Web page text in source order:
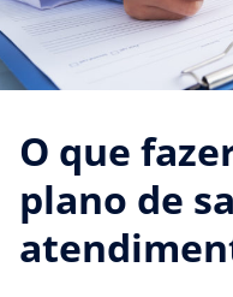
O que
plano de